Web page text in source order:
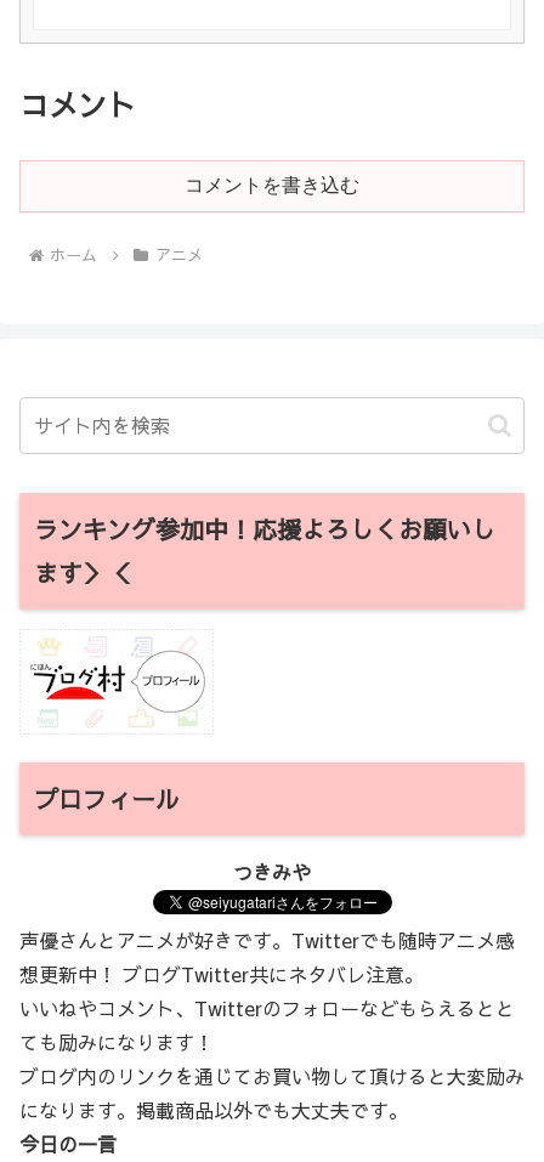
コメント
コメントを書き込む
ホーム アニメ
ランキング参加中！応援よろしくお願いし
ます＞＜
プロフィール
つきみや
声優さんとアニメが好きです。Twitterでも随時アニメ感
想更新中！ ブログTwitter共にネタバレ注意。
いいねやコメント、Twitterのフォローなどもらえるとと
ても励みになります！
ブログ内のリンクを通じてお買い物して頂けると大変励み
になります。掲載商品以外でも大丈夫です。
今日の一言